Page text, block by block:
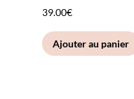
39.00€
Ajouter au panier